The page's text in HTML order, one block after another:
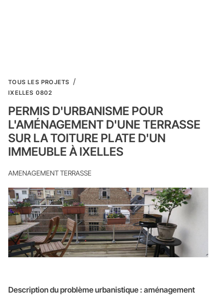
TOUS LES PROJETS
IXELLES 0802
PERMIS D'URBANISME POUR
L'AMÉNAGEMENT D'UNE TERRASSE
SUR LA TOITURE PLATE D'UN
IMMEUBLE À IXELLES
AMENAGEMENT TERRASSE
Description du problème urbanistique : aménagement